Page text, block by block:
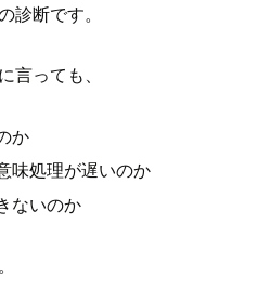
診断です。
言っても、
か
味処理が遅いのか
ないのか